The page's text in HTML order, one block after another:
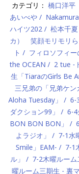
カテゴリ： 橋口洋平
あいべや
ハイツ202
松本千
カ） 笑顔モリモリ
ト
フィロソフィ
the OCEAN
2 tue -
生「TiaraのGirls Be
三兄弟の「兄弟ケン
Aloha Tuesday」
6-
ダクション99」
6-4
BON BON BON」
よラジオ」
7-1水
Smile」EAM-
7-1
ル」
7-2木曜ルーム
曜ルーム三期生 - 裏